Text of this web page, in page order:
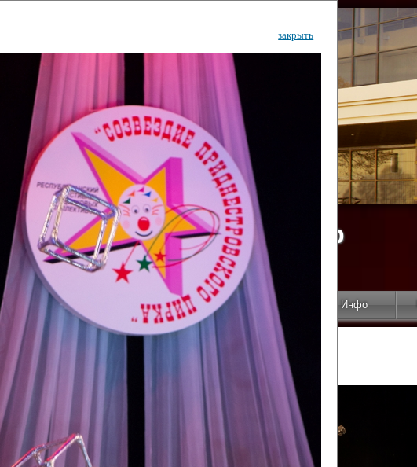
культурный центр
Дворец Республики
Новости Арт-монитор Арт-прожектор Инфо
ГКЦ "ДВОРЕЦ РЕСПУБЛИКИ"
закрыть
фестиваля